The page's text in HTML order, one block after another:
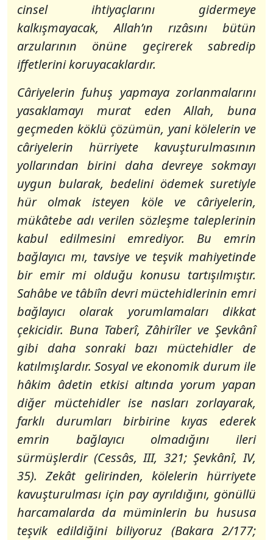
cinsel ihtiyaçlarını gidermeye
kalkışmayacak, Allah’ın rızâsını bütün
arzularının önüne geçirerek sabredip
iffetlerini koruyacaklardır.
Câriyelerin fuhuş yapmaya zorlanmalarını
yasaklamayı murat eden Allah, buna
geçmeden köklü çözümün, yani kölelerin ve
câriyelerin hürriyete kavuşturulmasının
yollarından birini daha devreye sokmayı
uygun bularak, bedelini ödemek suretiyle
hür olmak isteyen köle ve câriyelerin,
mükâtebe adı verilen sözleşme taleplerinin
kabul edilmesini emrediyor. Bu emrin
bağlayıcı mı, tavsiye ve teşvik mahiyetinde
bir emir mi olduğu konusu tartışılmıştır.
Sahâbe ve tâbiîn devri müctehidlerinin emri
bağlayıcı olarak yorumlamaları dikkat
çekicidir. Buna Taberî, Zâhirîler ve Şevkânî
gibi daha sonraki bazı müctehidler de
katılmışlardır. Sosyal ve ekonomik durum ile
hâkim âdetin etkisi altında yorum yapan
diğer müctehidler ise nasları zorlayarak,
farklı durumları birbirine kıyas ederek
emrin bağlayıcı olmadığını ileri
sürmüşlerdir (Cessâs, III, 321; Şevkânî, IV,
35). Zekât gelirinden, kölelerin hürriyete
kavuşturulması için pay ayrıldığını, gönüllü
harcamalarda da müminlerin bu hususa
teşvik edildiğini biliyoruz (Bakara 2/177;